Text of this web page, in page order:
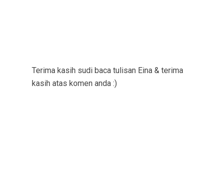
Terima kasih sudi baca tulisan Eina & terima
kasih atas komen anda :)